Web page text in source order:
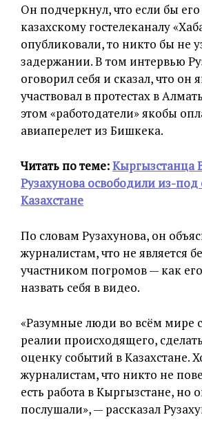
Он подчеркнул, что если бы
казахскому гостелеканалу
опубликовали, то никто бы не
задержании. В том интервью
оговорил себя и сказал, что он
участвовал в протестах в
этом «работодатели» якобы
авиаперелет из Бишкека.
Читать по теме:Кыргызстанца
Рузахунова освободили из-под
Казахстане
По словам Рузахунова, он
журналистам, что не является
участником погромов — как
назвать себя в видео.
«Разумные люди во всём мире
реалии происходящего,
оценку событий в Казахстане.
журналистам, что никто не
есть работа в Кыргызстане, но
послушали», — рассказал